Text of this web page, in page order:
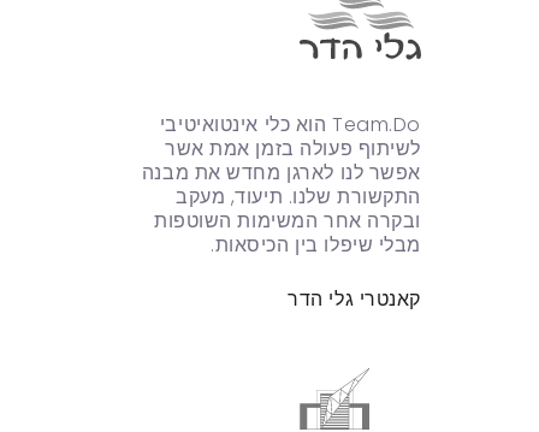
Team.Do הוא כלי אינטואיטיבי
לשיתוף פעולה בזמן אמת אשר
אפשר לנו לארגן מחדש את מבנה
התקשורת שלנו. תיעוד, מעקב
ובקרה אחר המשימות השוטפות
מבלי שיפלו בין הכיסאות.
קאנטרי גלי הדר